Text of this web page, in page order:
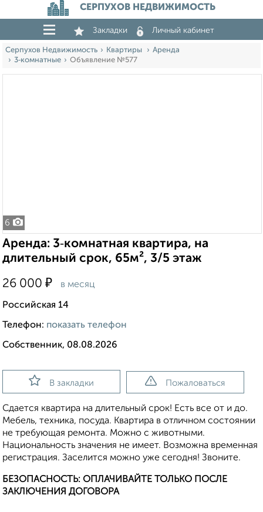
СЕРПУХОВ НЕДВИЖИМОСТЬ
Закладки Личный кабинет
Серпухов Недвижимость Квартиры
Аренда
3‑комнатные
Объявление №577
6
Аренда: 3‑комнатная квартира, на
длительный срок, 65м², 3/5 этаж
26 000 ₽ в месяц
Российская 14
Телефон: показать телефон
Собственник, 08.08.2026
В закладки Пожаловаться
Сдается квартира на длительный срок! Есть все от и до.
Мебель, техника, посуда. Квартира в отличном состоянии
не требующая ремонта. Можно с животными.
Национальность значения не имеет. Возможна временная
регистрация. Заселится можно уже сегодня! Звоните.
БЕЗОПАСНОСТЬ: ОПЛАЧИВАЙТЕ ТОЛЬКО ПОСЛЕ
ЗАКЛЮЧЕНИЯ ДОГОВОРА